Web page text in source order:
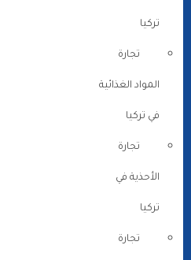
تركيا
تجارة
المواد الغذائية
في تركيا
تجارة
الأحذية في
تركيا
تجارة